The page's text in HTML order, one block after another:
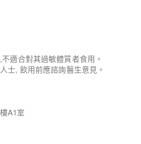
適合對其過敏體質者食用。
士, 飲用前應諮詢醫生意見。
A1室